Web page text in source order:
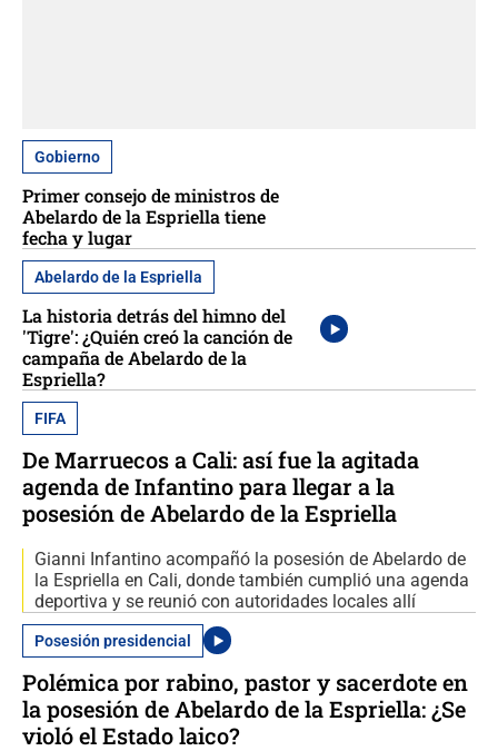
Gobierno
Primer consejo de ministros de
Abelardo de la Espriella tiene
fecha y lugar
Abelardo de la Espriella
La historia detrás del himno del
'Tigre': ¿Quién creó la canción de
campaña de Abelardo de la
Espriella?
FIFA
De Marruecos a Cali: así fue la agitada
agenda de Infantino para llegar a la
posesión de Abelardo de la Espriella
Gianni Infantino acompañó la posesión de Abelardo de
la Espriella en Cali, donde también cumplió una agenda
deportiva y se reunió con autoridades locales allí
Posesión presidencial
Polémica por rabino, pastor y sacerdote en
la posesión de Abelardo de la Espriella: ¿Se
violó el Estado laico?